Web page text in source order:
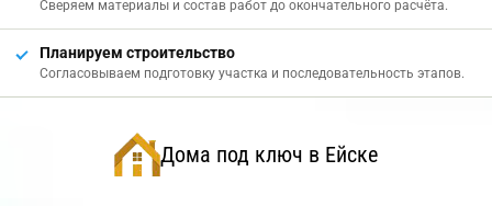
Сверяем материалы и состав работ до окончательного расчёта.
Планируем строительство
Согласовываем подготовку участка и последовательность этапов.
Дома под ключ в Ейске